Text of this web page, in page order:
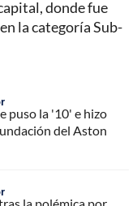
donde fue
la categoría Sub-
puso la '10' e hizo
del Aston